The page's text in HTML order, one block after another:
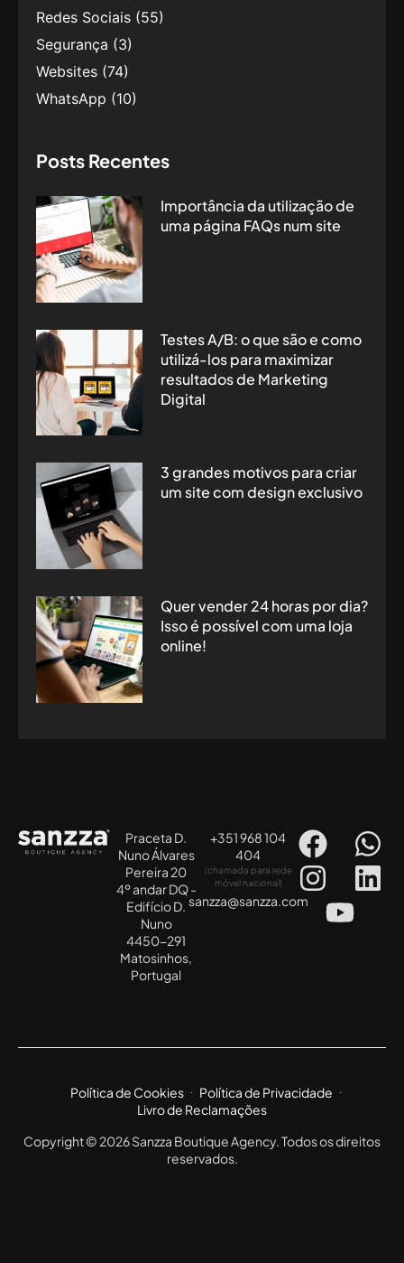
Redes Sociais (55)
Segurança (3)
Websites (74)
WhatsApp (10)
Posts Recentes
Importância da utilização de
uma página FAQs num site
Testes A/B: o que são e como
utilizá-los para maximizar
resultados de Marketing
Digital
3 grandes motivos para criar
um site com design exclusivo
Quer vender 24 horas por dia?
Isso é possível com uma loja
online!
Praceta D.
Nuno Álvares
Pereira 20
4º andar DQ -
Edifício D.
Nuno
4450-291
Matosinhos,
Portugal
+351 968 104
404
(chamada para rede
móvel nacional)
sanzza@sanzza.com
Política de Cookies
Política de Privacidade
Livro de Reclamações
Copyright © 2026 Sanzza Boutique Agency. Todos os direitos
reservados.